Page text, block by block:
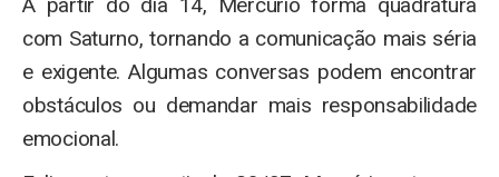
com Saturno, tornando a comunicação mais séria
e exigente. Algumas conversas podem encontrar
obstáculos ou demandar mais responsabilidade
emocional.